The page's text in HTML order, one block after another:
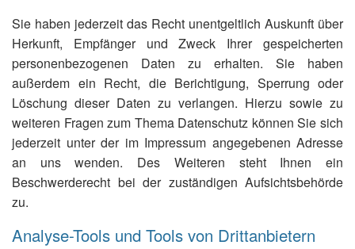
Sie haben jederzeit das Recht unentgeltlich Auskunft über
Herkunft, Empfänger und Zweck Ihrer gespeicherten
personenbezogenen Daten zu erhalten. Sie haben
außerdem ein Recht, die Berichtigung, Sperrung oder
Löschung dieser Daten zu verlangen. Hierzu sowie zu
weiteren Fragen zum Thema Datenschutz können Sie sich
jederzeit unter der im Impressum angegebenen Adresse
an uns wenden. Des Weiteren steht Ihnen ein
Beschwerderecht bei der zuständigen Aufsichtsbehörde
zu.
Analyse-Tools und Tools von Drittanbietern